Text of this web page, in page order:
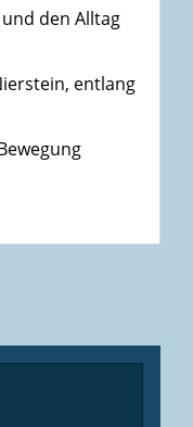
den Alltag
entlang